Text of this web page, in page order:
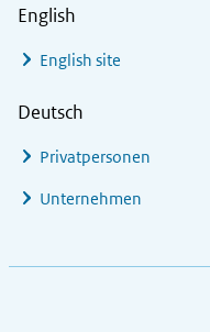
English
English site
Deutsch
Privatpersonen
Unternehmen